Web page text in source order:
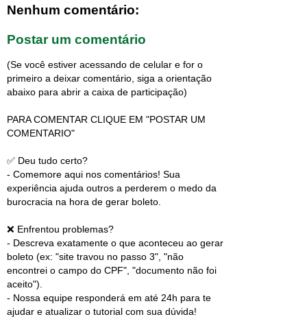
Nenhum comentário:
Postar um comentário
(Se você estiver acessando de celular e for o
primeiro a deixar comentário, siga a orientação
abaixo para abrir a caixa de participação)
PARA COMENTAR CLIQUE EM "POSTAR UM
COMENTARIO"
✅ Deu tudo certo?
- Comemore aqui nos comentários! Sua
experiência ajuda outros a perderem o medo da
burocracia na hora de gerar boleto.
❌ Enfrentou problemas?
- Descreva exatamente o que aconteceu ao gerar
boleto (ex: "site travou no passo 3", "não
encontrei o campo do CPF", "documento não foi
aceito").
- Nossa equipe responderá em até 24h para te
ajudar e atualizar o tutorial com sua dúvida!